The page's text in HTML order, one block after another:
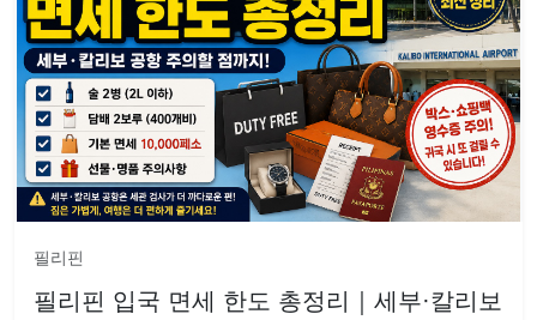
필리핀
필리핀 입국 면세 한도 총정리｜세부·칼리보